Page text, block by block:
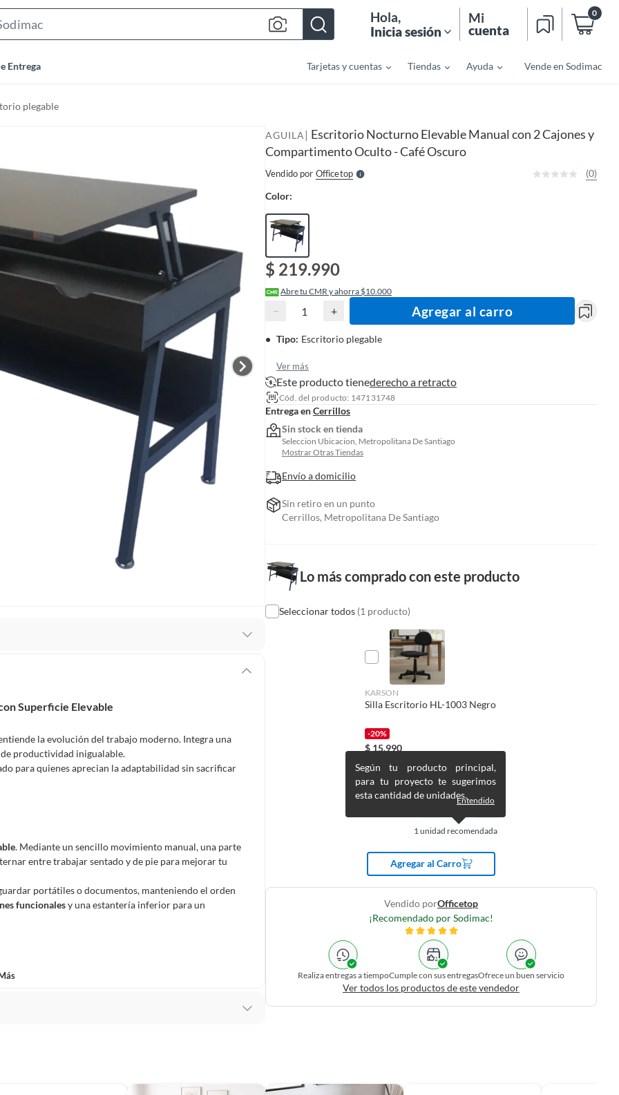
Hola,
Inicia sesión
Mi
cuenta
0
Entrega Tarjetas y cuentas Tiendas Ayuda Vende en Sodimac
plegable
intactos y sin uso, tal como te lo entregamos. Ten
deteriorarse o caducar con rapidez.
. Debe estar en perfecto estado, con todas sus
electrónica, por ejemplo, cupones de experiencia o
reparados, abiertos, de segunda selección,
en esa condición a un precio reducido.
entre otros análogos.
Superficie Elevable
la evolución del trabajo moderno. Integra una
productividad inigualable.
para quienes aprecian la adaptabilidad sin sacrificar
. Mediante un sencillo movimiento manual, una parte
entre trabajar sentado y de pie para mejorar tu
portátiles o documentos, manteniendo el orden
funcionalesy una estantería inferior para un
AGUILA | Escritorio Nocturno Elevable Manual con 2 Cajones y
Compartimento Oculto - Café Oscuro
Vendido por OfficetopS
l
l
e
r
(0)
Color:
$ 219.990
Abre tu CMR y ahorra $10.000
− + Agregar al carro
Tipo: Escritorio plegable
Ver más
Este producto tienederecho a retracto
Cód. del producto: 147131748
Entrega enCerrillos
Sin stock en tienda
Seleccion Ubicacion, Metropolitana De Santiago
Mostrar Otras Tiendas
Envío a domicilio
Sin retiro en un punto
Cerrillos, Metropolitana De Santiago
Lo más comprado con este producto
Seleccionar todos (1 producto)
KARSON
Silla Escritorio HL-1003 Negro
-20%
$ 15.990
19.990
1 unidad recomendada
Según tu producto principal,
para tu proyecto te sugerimos
esta cantidad de unidades.Entendido
Agregar al Carro
Vendido porOfficetop
¡Recomendado por Sodimac!
Realiza entregas a tiempoCumple con sus entregasOfrece un buen servicio
Ver todos los productos de este vendedor